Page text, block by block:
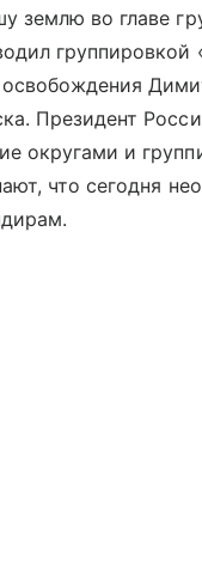
землю во главе
группировкой
Президент
округами и
что сегодня